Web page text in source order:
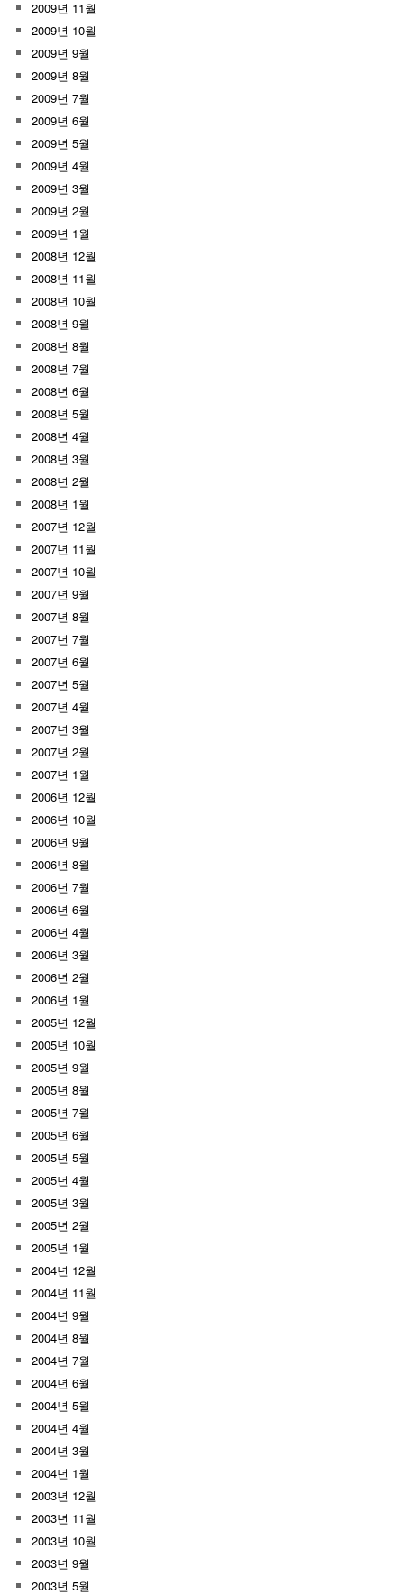
2009년 11월
2009년 10월
2009년 9월
2009년 8월
2009년 7월
2009년 6월
2009년 5월
2009년 4월
2009년 3월
2009년 2월
2009년 1월
2008년 12월
2008년 11월
2008년 10월
2008년 9월
2008년 8월
2008년 7월
2008년 6월
2008년 5월
2008년 4월
2008년 3월
2008년 2월
2008년 1월
2007년 12월
2007년 11월
2007년 10월
2007년 9월
2007년 8월
2007년 7월
2007년 6월
2007년 5월
2007년 4월
2007년 3월
2007년 2월
2007년 1월
2006년 12월
2006년 10월
2006년 9월
2006년 8월
2006년 7월
2006년 6월
2006년 4월
2006년 3월
2006년 2월
2006년 1월
2005년 12월
2005년 10월
2005년 9월
2005년 8월
2005년 7월
2005년 6월
2005년 5월
2005년 4월
2005년 3월
2005년 2월
2005년 1월
2004년 12월
2004년 11월
2004년 9월
2004년 8월
2004년 7월
2004년 6월
2004년 5월
2004년 4월
2004년 3월
2004년 1월
2003년 12월
2003년 11월
2003년 10월
2003년 9월
2003년 5월